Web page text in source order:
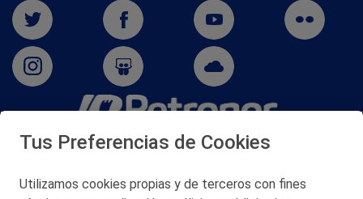
San Martín 5-Edificio Muñatones,
© 2026 Petronor S.A.
Tus Preferencias de Cookies
Utilizamos cookies propias y de terceros con fines